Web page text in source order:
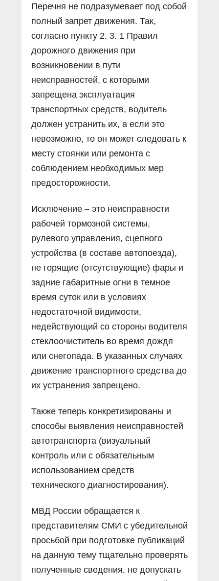
Перечня не подразумевает под собой
полный запрет движения. Так,
согласно пункту 2. 3. 1 Правил
дорожного движения при
возникновении в пути
неисправностей, с которыми
запрещена эксплуатация
транспортных средств, водитель
должен устранить их, а если это
невозможно, то он может следовать к
месту стоянки или ремонта с
соблюдением необходимых мер
предосторожности.
Исключение – это неисправности
рабочей тормозной системы,
рулевого управления, сцепного
устройства (в составе автопоезда),
не горящие (отсутствующие) фары и
задние габаритные огни в темное
время суток или в условиях
недостаточной видимости,
недействующий со стороны водителя
стеклоочиститель во время дождя
или снегопада. В указанных случаях
движение транспортного средства до
их устранения запрещено.
Также теперь конкретизированы и
способы выявления неисправностей
автотранспорта (визуальный
контроль или с обязательным
использованием средств
технического диагностирования).
МВД России обращается к
представителям СМИ с убедительной
просьбой при подготовке публикаций
на данную тему тщательно проверять
полученные сведения, не допускать